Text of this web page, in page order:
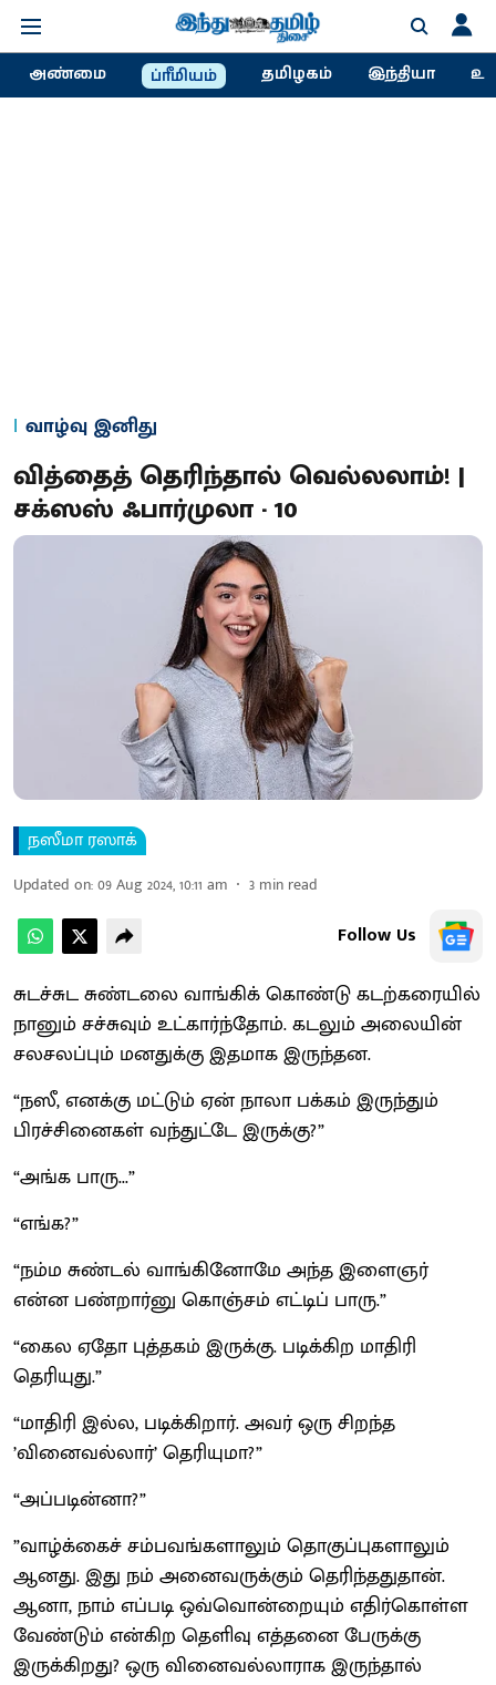
அண்மை ப்ரீமியம் தமிழகம் இந்தியா
வாழ்வு இனிது
வித்தைத் தெரிந்தால் வெல்லலாம்! |
சக்ஸஸ் ஃபார்முலா - 10
நஸீமா ரஸாக்
Updated on:09 Aug 2024, 10:11 am 3 min read
Follow Us
சுடச்சுட சுண்டலை வாங்கிக் கொண்டு கடற்கரையில்
நானும் சச்சுவும் உட்கார்ந்தோம். கடலும் அலையின்
சலசலப்பும் மனதுக்கு இதமாக இருந்தன.
“நஸீ, எனக்கு மட்டும் ஏன் நாலா பக்கம் இருந்தும்
பிரச்சினைகள் வந்துட்டே இருக்கு?”
“அங்க பாரு...”
“எங்க?”
“நம்ம சுண்டல் வாங்கினோமே அந்த இளைஞர்
என்ன பண்றார்னு கொஞ்சம் எட்டிப் பாரு.”
“கைல ஏதோ புத்தகம் இருக்கு. படிக்கிற மாதிரி
தெரியுது.”
“மாதிரி இல்ல, படிக்கிறார். அவர் ஒரு சிறந்த
’வினைவல்லார்’ தெரியுமா?”
“அப்படின்னா?”
”வாழ்க்கைச் சம்பவங்களாலும் தொகுப்புகளாலும்
ஆனது. இது நம் அனைவருக்கும் தெரிந்ததுதான்.
ஆனா, நாம் எப்படி ஒவ்வொன்றையும் எதிர்கொள்ள
வேண்டும் என்கிற தெளிவு எத்தனை பேருக்கு
இருக்கிறது? ஒரு வினைவல்லாராக இருந்தால்